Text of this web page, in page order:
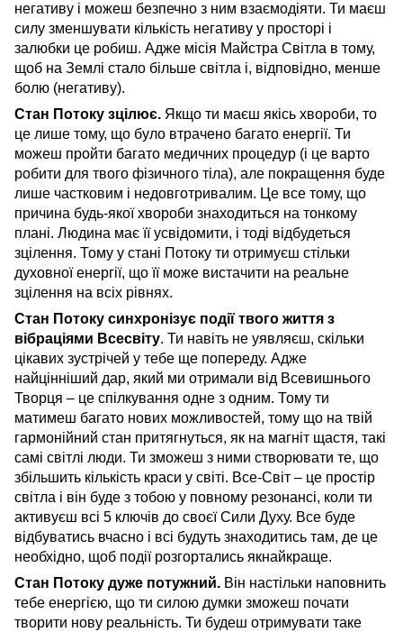
негативу і можеш безпечно з ним взаємодіяти. Ти маєш
силу зменшувати кількість негативу у просторі і
залюбки це робиш. Адже місія Майстра Світла в тому,
щоб на Землі стало більше світла і, відповідно, менше
болю (негативу).
Стан Потоку зцілює. Якщо ти маєш якісь хвороби, то
це лише тому, що було втрачено багато енергії. Ти
можеш пройти багато медичних процедур (і це варто
робити для твого фізичного тіла), але покращення буде
лише частковим і недовготривалим. Це все тому, що
причина будь-якої хвороби знаходиться на тонкому
плані. Людина має її усвідомити, і тоді відбудеться
зцілення. Тому у стані Потоку ти отримуєш стільки
духовної енергії, що її може вистачити на реальне
зцілення на всіх рівнях.
Стан Потоку синхронізує події твого життя з
вібраціями Всесвіту. Ти навіть не уявляєш, скільки
цікавих зустрічей у тебе ще попереду. Адже
найцінніший дар, який ми отримали від Всевишнього
Творця – це спілкування одне з одним. Тому ти
матимеш багато нових можливостей, тому що на твій
гармонійний стан притягнуться, як на магніт щастя, такі
самі світлі люди. Ти зможеш з ними створювати те, що
збільшить кількість краси у світі. Все-Світ – це простір
світла і він буде з тобою у повному резонансі, коли ти
активуєш всі 5 ключів до своєї Сили Духу. Все буде
відбуватись вчасно і всі будуть знаходитись там, де це
необхідно, щоб події розгортались якнайкраще.
Стан Потоку дуже потужний. Він настільки наповнить
тебе енергією, що ти силою думки зможеш почати
творити нову реальність. Ти будеш отримувати таке